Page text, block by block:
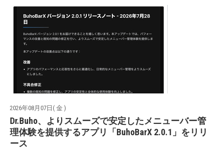
2026年08月07日( 金 )
Dr.Buho、よりスムーズで安定したメニューバー管
理体験を提供するアプリ「BuhoBarX 2.0.1」をリリ
ース